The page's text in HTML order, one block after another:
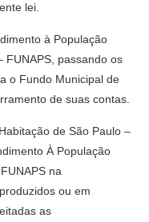
lei.
à População
FUNAPS, passando os
o Fundo Municipal de
de suas contas.
de São Paulo –
À População
na
ou em
as